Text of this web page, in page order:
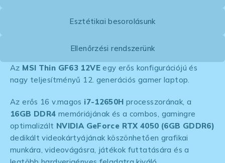
Esztétikai besorolásunk
Ellenőrzési rendszerünk
Az MSI Thin GF63 12VEegy erős konfigurációjú és
nagy teljesítményű 12. generációs gamer laptop.
Az erős 16 v.magos i7-12650H processzorának, a
16GB DDR4 memóriájának és a combos, gamingre
optimalizált NVIDIA GeForce RTX 4050 (6GB GDDR6)
dedikált videokártyájának köszönhetően grafikai
munkára, videovágásra, játékok futtatására és a